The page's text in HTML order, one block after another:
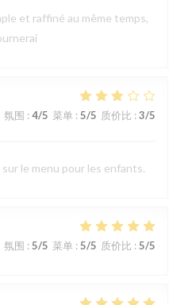
et raffiné au même temps,
氛围 : 4/5 菜单: 5/5 质价比 : 3/5
le menu pour les enfants.
氛围 : 5/5 菜单: 5/5 质价比 : 5/5